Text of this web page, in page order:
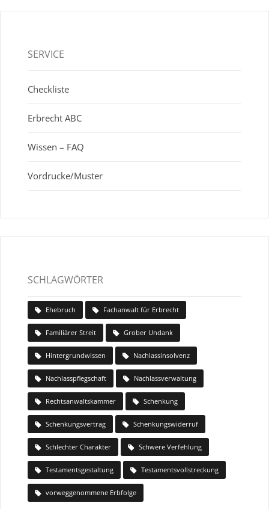
SERVICE
Checkliste
Erbrecht ABC
Wissen – FAQ
Vordrucke/Muster
SCHLAGWÖRTER
Ehebruch Fachanwalt für Erbrecht
Familiärer Streit Grober Undank
Hintergrundwissen Nachlassinsolvenz
Nachlasspflegschaft Nachlassverwaltung
Rechtsanwaltskammer Schenkung
Schenkungsvertrag Schenkungswiderruf
Schlechter Charakter Schwere Verfehlung
Testamentsgestaltung Testamentsvollstreckung
vorweggenommene Erbfolge